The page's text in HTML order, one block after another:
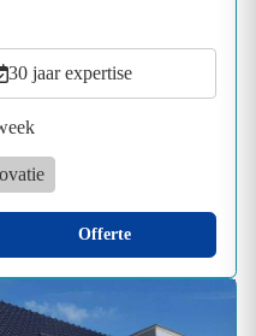
30 jaar expertise
Offerte